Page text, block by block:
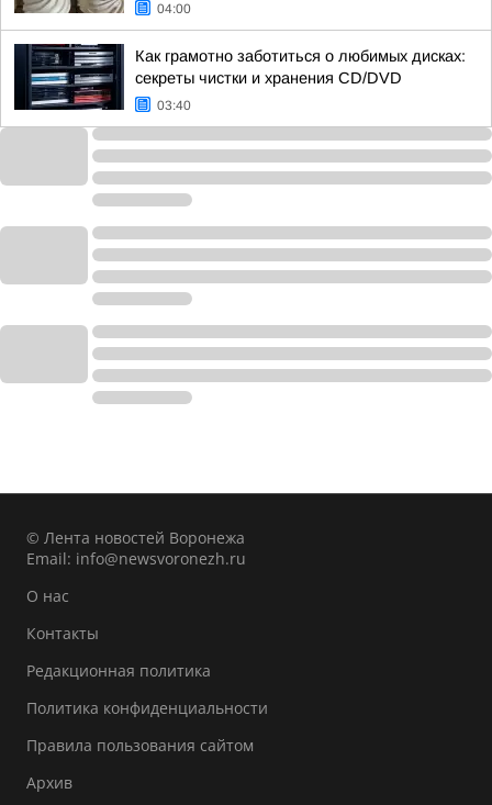
04:00
Как грамотно заботиться о любимых дисках:
секреты чистки и хранения CD/DVD
03:40
© Лента новостей Воронежа
Email: info@newsvoronezh.ru
О нас
Контакты
Редакционная политика
Политика конфиденциальности
Правила пользования сайтом
Архив